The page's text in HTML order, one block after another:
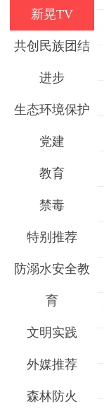
新晃TV
共创民族团结
进步
生态环境保护
党建
教育
禁毒
特别推荐
防溺水安全教
育
文明实践
外媒推荐
森林防火